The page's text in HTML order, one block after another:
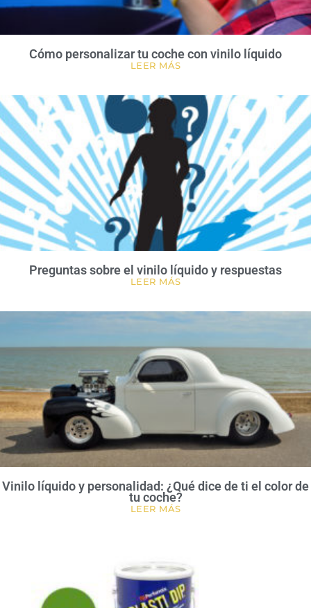
Cómo personalizar tu coche con vinilo líquido
LEER MÁS
Preguntas sobre el vinilo líquido y respuestas
LEER MÁS
Vinilo líquido y personalidad: ¿Qué dice de ti el color de
tu coche?
LEER MÁS